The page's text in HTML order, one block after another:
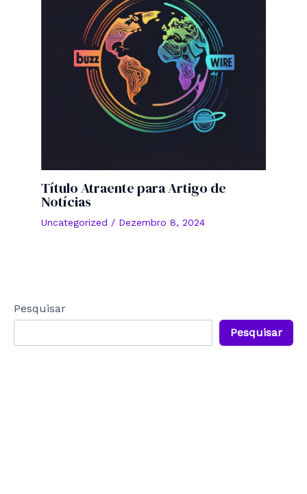
Título Atraente para Artigo de
Notícias
Uncategorized / Dezembro 8, 2024
Pesquisar
Pesquisar